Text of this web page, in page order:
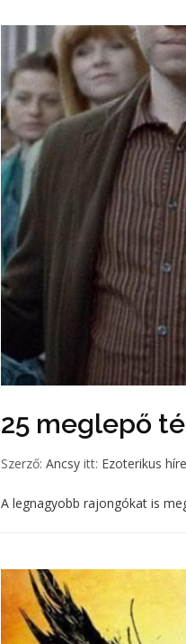
25 meglepő
Szerző: Ancsy itt: Ezoterikus
A legnagyobb rajongókat is